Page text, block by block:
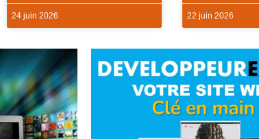
24 juin 2026 22 juin 2026